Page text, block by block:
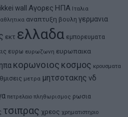
wall Αγορες ΗΠΑ Ιταλια
αθλητικα αναπτυξη βουλη γερμανια
εκτ ελλαδα εμπορευματα
ευρω ευρωζωνη ευρωπαικα
ηπα κορωνοιος κοσμος κρουσματα
μετρα μητσοτακης νδ
πετρελαιο πληθωρισμος ρωσια
τσιπρας χρεος χρηματιστηριο